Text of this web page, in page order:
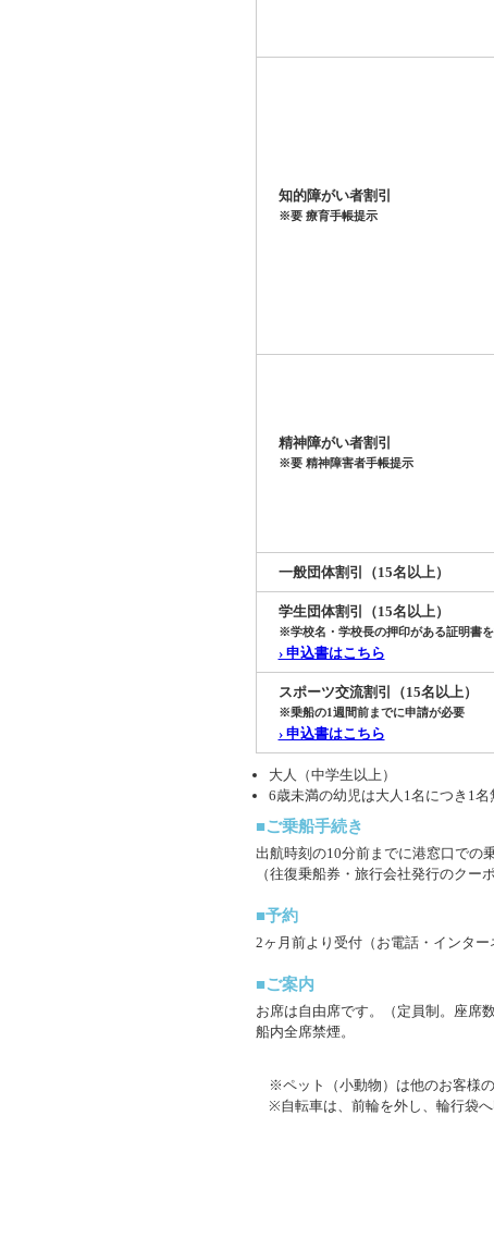
知的障がい者割引
※要 療育手帳提示
精神障がい者割引
※要 精神障害者手帳提示
一般団体割引（15名以上）
学生団体割引（15名以上）
※学校名・学校長の押印がある証明書
› 申込書はこちら
スポーツ交流割引（15名以上）
※乗船の1週間前までに申請が必要
› 申込書はこちら
大人（中学生以上）
6歳未満の幼児は大人1名につき1
■ご乗船手続き
出航時刻の10分前までに港窓口での
（往復乗船券・旅行会社発行のクー
■予約
2ヶ月前より受付（お電話・インター
■ご案内
お席は自由席です。（定員制。座席
船内全席禁煙。
※ペット（小動物）は他のお客様
※自転車は、前輪を外し、輪行袋